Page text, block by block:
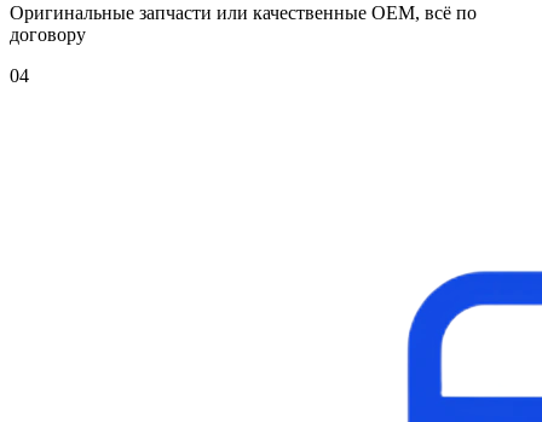
Оригинальные запчасти или качественные OEM, всё по
договору
04